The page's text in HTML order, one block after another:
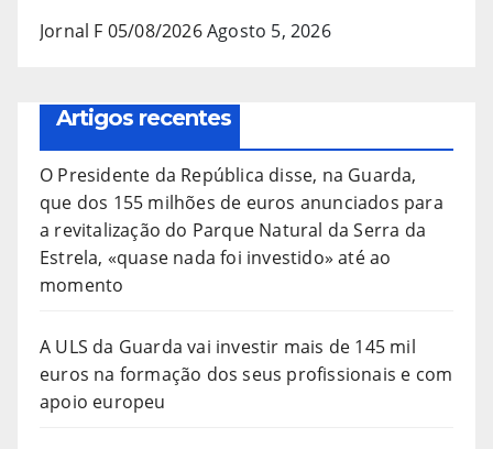
Jornal F 05/08/2026Agosto 5, 2026
Artigos recentes
O Presidente da República disse, na Guarda,
que dos 155 milhões de euros anunciados para
a revitalização do Parque Natural da Serra da
Estrela, «quase nada foi investido» até ao
momento
A ULS da Guarda vai investir mais de 145 mil
euros na formação dos seus profissionais e com
apoio europeu